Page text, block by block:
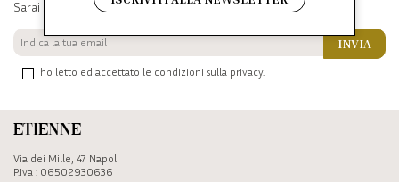
Etienne
Via dei Mille, 47 Napoli
P.Iva : 06502930636
Sarai sempre aggiornato su offerte e promozioni.
ho letto ed accettato le condizioni sulla privacy.
INVIA